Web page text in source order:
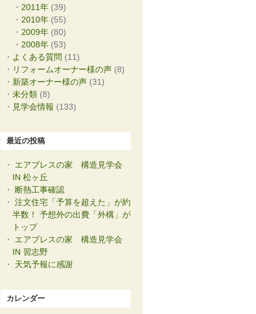
2011年 (39)
2010年 (55)
2009年 (80)
2008年 (53)
よくある質問 (11)
リフォームオーナー様の声 (8)
新築オーナー様の声 (31)
未分類 (8)
見学会情報 (133)
最近の投稿
エアブレスの家 構造見学会
IN 松ヶ丘
断熱工事確認
注文住宅「予算を超えた」が約
半数！ 予想外の出費「外構」が
トップ
エアブレスの家 構造見学会
IN 習志野
天気予報に感謝
カレンダー